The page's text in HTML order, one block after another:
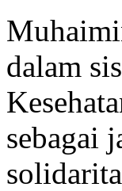
dalam
sebagai